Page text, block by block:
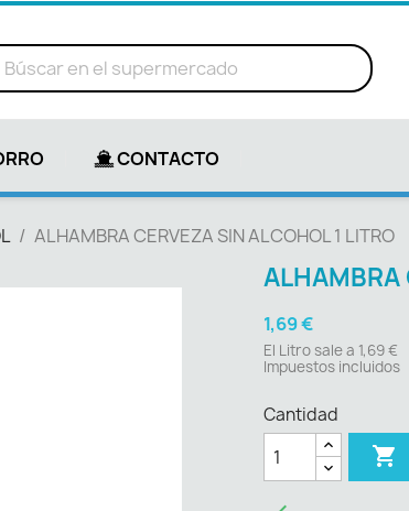
CONTACTO
ALHAMBRA CERVEZA SIN ALCOHOL 1 LITRO
ALHAMBRA
1,69 €
El Litro sale a 1,69 €
Impuestos incluidos
Cantidad
